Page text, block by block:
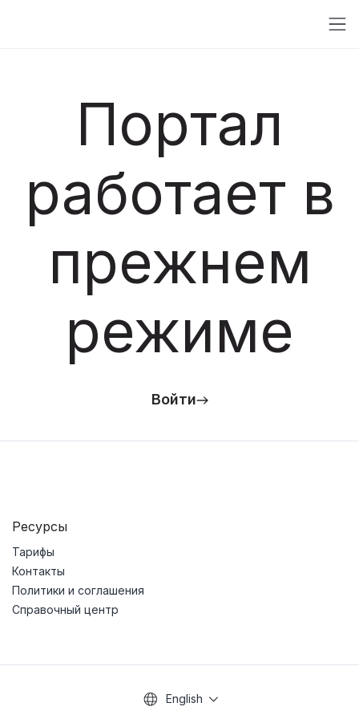
Портал
работает в
прежнем
режиме
Войти
Ресурсы
Тарифы
Контакты
Политики и соглашения
Справочный центр
English